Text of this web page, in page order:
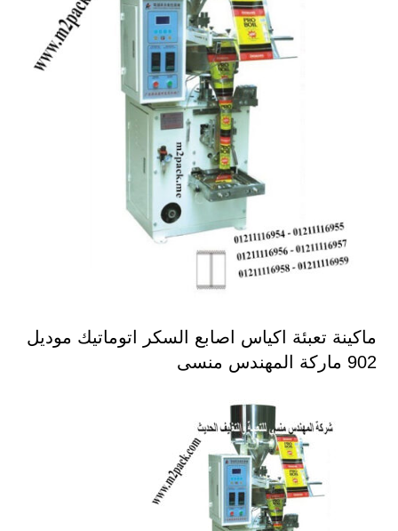
ماكينة تعبئة اكياس اصابع السكر اتوماتيك موديل
902 ماركة المهندس منسى